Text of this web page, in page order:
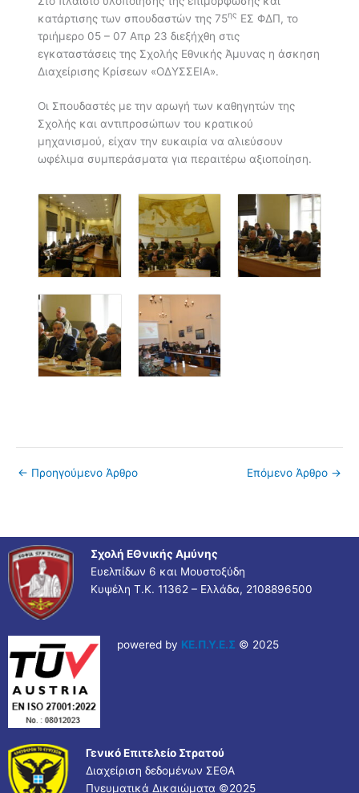
κατάρτισης των σπουδαστών της 75ης ΕΣ ΦΔΠ, το
τριήμερο 05 – 07 Απρ 23 διεξήχθη στις
εγκαταστάσεις της Σχολής Εθνικής Άμυνας η άσκηση
Διαχείρισης Κρίσεων «ΟΔΥΣΣΕΙΑ».
Οι Σπουδαστές με την αρωγή των καθηγητών της
Σχολής και αντιπροσώπων του κρατικού
μηχανισμού, είχαν την ευκαιρία να αλιεύσουν
ωφέλιμα συμπεράσματα για περαιτέρω αξιοποίηση.
← Προηγούμενο Άρθρο Επόμενο Άρθρο →
Σχολή ΕΘνικής Αμύνης
Ευελπίδων 6 και Μουστοξύδη
Κυψέλη Τ.Κ. 11362 – Ελλάδα, 2108896500
powered by ΚΕ.Π.Υ.Ε.Σ © 2025
Γενικό Επιτελείο Στρατού
Διαχείριση δεδομένων ΣΕΘΑ
Πνευματικά Δικαιώματα ©2025